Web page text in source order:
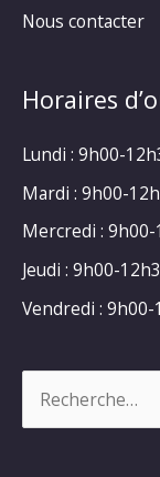
Nous contacter
Horaires
Lundi : 9h00-
Mardi : 9h00-
Mercredi : 9h00-
Jeudi : 9h00-
Vendredi :